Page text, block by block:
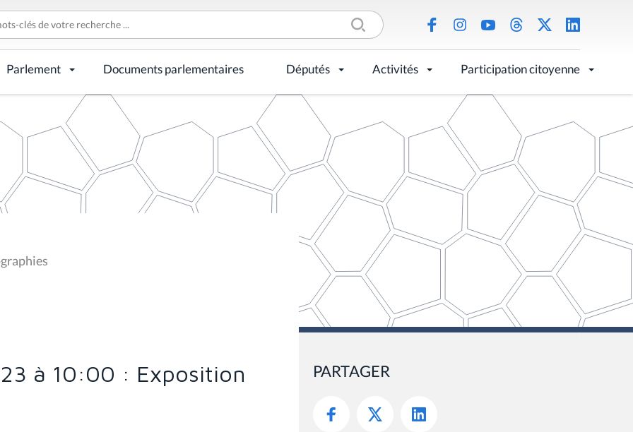
Parlement Documents parlementaires Députés Activités Participation citoyenne
à 10:00 : Exposition
PARTAGER